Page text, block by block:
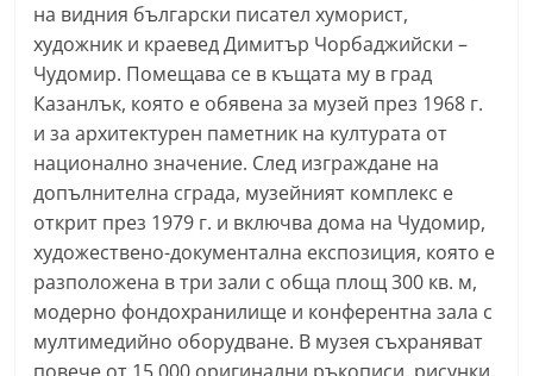
т
а
р
а
а
г
о
р
а
–
на видния български писател хуморист,
художник и краевед Димитър Чорбаджийски –
Чудомир. Помещава се в къщата му в град
Казанлък, която е обявена за музей през 1968 г.
и за архитектурен паметник на културата от
национално значение. След изграждане на
допълнителна сграда, музейният комплекс е
открит през 1979 г. и включва дома на Чудомир,
художествено-документална експозиция, която е
разположена в три зали с обща площ 300 кв. м,
модерно фондохранилище и конферентна зала с
мултимедийно оборудване. В музея съхраняват